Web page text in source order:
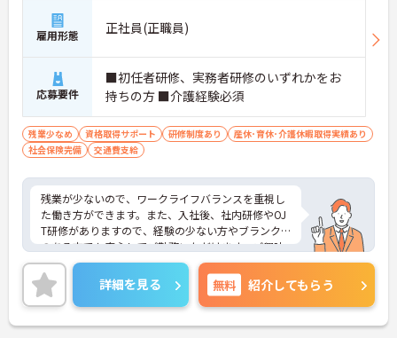
雇用形態 正社員(正職員)
応募要件
■初任者研修、実務者研修のいずれかをお
持ちの方 ■介護経験必須
残業少なめ 資格取得サポート 研修制度あり
産休･育休･介護休暇取得実績あり
社会保険完備
交通費支給
残業が少ないので、ワークライフバランスを重視し
た働き方ができます。また、入社後、社内研修やOJ
T研修がありますので、経験の少ない方やブランク
のある方でも安心してご勤務いただけます。ご興味
ある方には、面接のポイントなど、さらに詳細をお
話致しますのでお気軽にご相談ください。
詳細を見る 無料 紹介してもらう